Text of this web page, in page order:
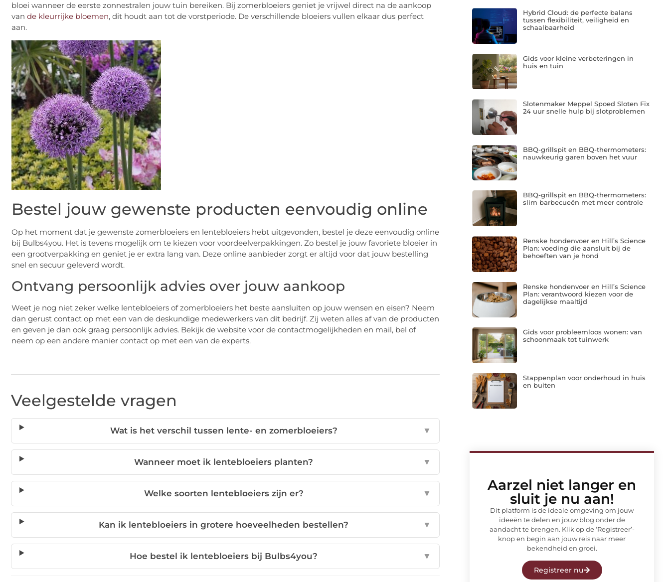
bloei wanneer de eerste zonnestralen jouw tuin bereiken. Bij zomerbloeiers geniet je vrijwel direct na de aankoop
van de kleurrijke bloemen, dit houdt aan tot de vorstperiode. De verschillende bloeiers vullen elkaar dus perfect
aan.
Bestel jouw gewenste producten eenvoudig online
Op het moment dat je gewenste zomerbloeiers en lentebloeiers hebt uitgevonden, bestel je deze eenvoudig online
bij Bulbs4you. Het is tevens mogelijk om te kiezen voor voordeelverpakkingen. Zo bestel je jouw favoriete bloeier in
een grootverpakking en geniet je er extra lang van. Deze online aanbieder zorgt er altijd voor dat jouw bestelling
snel en secuur geleverd wordt.
Ontvang persoonlijk advies over jouw aankoop
Weet je nog niet zeker welke lentebloeiers of zomerbloeiers het beste aansluiten op jouw wensen en eisen? Neem
dan gerust contact op met een van de deskundige medewerkers van dit bedrijf. Zij weten alles af van de producten
en geven je dan ook graag persoonlijk advies. Bekijk de website voor de contactmogelijkheden en mail, bel of
neem op een andere manier contact op met een van de experts.
Veelgestelde vragen
Wat is het verschil tussen lente- en zomerbloeiers? ▼
Wanneer moet ik lentebloeiers planten? ▼
Welke soorten lentebloeiers zijn er? ▼
Kan ik lentebloeiers in grotere hoeveelheden bestellen? ▼
Hoe bestel ik lentebloeiers bij Bulbs4you? ▼
Hybrid Cloud: de perfecte balans
tussen flexibiliteit, veiligheid en
schaalbaarheid
Gids voor kleine verbeteringen in
huis en tuin
Slotenmaker Meppel Spoed Sloten Fix
24 uur snelle hulp bij slotproblemen
BBQ-grillspit en BBQ-thermometers:
nauwkeurig garen boven het vuur
BBQ-grillspit en BBQ-thermometers:
slim barbecueën met meer controle
Renske hondenvoer en Hill’s Science
Plan: voeding die aansluit bij de
behoeften van je hond
Renske hondenvoer en Hill’s Science
Plan: verantwoord kiezen voor de
dagelijkse maaltijd
Gids voor probleemloos wonen: van
schoonmaak tot tuinwerk
Stappenplan voor onderhoud in huis
en buiten
Aarzel niet langer en
sluit je nu aan!
Dit platform is de ideale omgeving om jouw
ideeën te delen en jouw blog onder de
aandacht te brengen. Klik op de ‘Registreer’-
knop en begin aan jouw reis naar meer
bekendheid en groei.
Registreer nu